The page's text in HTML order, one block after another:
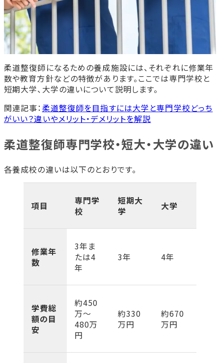
柔道整復師になるための養成施設には、それぞれに修業年
数や教育方針などの特徴があります。ここでは専門学校と
短期大学、大学の違いについて説明します。
関連記事：柔道整復師を目指すには大学と専門学校どっち
がいい？違いやメリット・デメリットを解説
柔道整復師専門学校・短大・大学の違い
各養成校の違いは以下のとおりです。
項目
専門学
校
短期大
学
大学
修業年
数
3年ま
たは4
年
3年 4年
学費総
額の目
安
約450
万〜
480万
円
約330
万円
約670
万円